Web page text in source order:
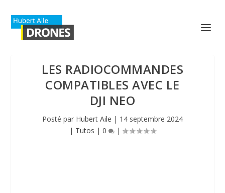
LES RADIOCOMMANDES
COMPATIBLES AVEC LE
DJI NEO
Posté par Hubert Aile | 14 septembre 2024
| Tutos | 0 |